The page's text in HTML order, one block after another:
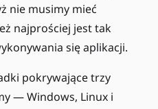
nie musimy mieć
najprościej jest tak
się aplikacji.
pokrywające trzy
— Windows, Linux i